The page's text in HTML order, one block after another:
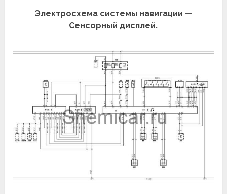
Электросхема системы навигации —
Сенсорный дисплей.